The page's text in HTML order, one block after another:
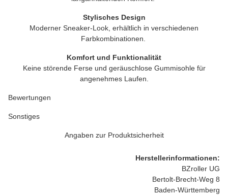
Stylisches Design
Moderner Sneaker-Look, erhältlich in verschiedenen
Farbkombinationen.
Komfort und Funktionalität
Keine störende Ferse und geräuschlose Gummisohle für
angenehmes Laufen.
Bewertungen
Sonstiges
Angaben zur Produktsicherheit
Herstellerinformationen:
BZroller UG
Bertolt-Brecht-Weg 8
Baden-Württemberg